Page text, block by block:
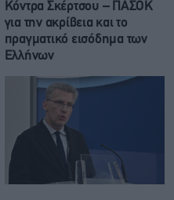
Κόντρα Σκέρτσου – ΠΑΣΟΚ
για την ακρίβεια και το
πραγματικό εισόδημα των
Ελλήνων